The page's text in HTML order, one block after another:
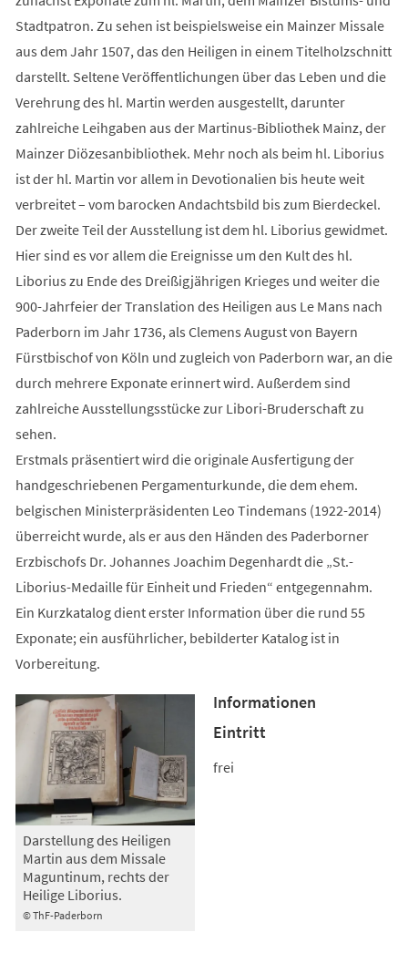
Stadtpatron. Zu sehen ist beispielsweise ein Mainzer Missale
aus dem Jahr 1507, das den Heiligen in einem Titelholzschnitt
darstellt. Seltene Veröffentlichungen über das Leben und die
Verehrung des hl. Martin werden ausgestellt, darunter
zahlreiche Leihgaben aus der Martinus-Bibliothek Mainz, der
Mainzer Diözesanbibliothek. Mehr noch als beim hl. Liborius
ist der hl. Martin vor allem in Devotionalien bis heute weit
verbreitet – vom barocken Andachtsbild bis zum Bierdeckel.
Der zweite Teil der Ausstellung ist dem hl. Liborius gewidmet.
Hier sind es vor allem die Ereignisse um den Kult des hl.
Liborius zu Ende des Dreißigjährigen Krieges und weiter die
900-Jahrfeier der Translation des Heiligen aus Le Mans nach
Paderborn im Jahr 1736, als Clemens August von Bayern
Fürstbischof von Köln und zugleich von Paderborn war, an die
durch mehrere Exponate erinnert wird. Außerdem sind
zahlreiche Ausstellungsstücke zur Libori-Bruderschaft zu
sehen.
Erstmals präsentiert wird die originale Ausfertigung der
handgeschriebenen Pergamenturkunde, die dem ehem.
belgischen Ministerpräsidenten Leo Tindemans (1922-2014)
überreicht wurde, als er aus den Händen des Paderborner
Erzbischofs Dr. Johannes Joachim Degenhardt die „St.-
Liborius-Medaille für Einheit und Frieden“ entgegennahm.
Ein Kurzkatalog dient erster Information über die rund 55
Exponate; ein ausführlicher, bebilderter Katalog ist in
Vorbereitung.
© ThF-Paderborn
Darstellung des Heiligen
Martin aus dem Missale
Maguntinum, rechts der
Heilige Liborius.
Informationen
Eintritt
frei